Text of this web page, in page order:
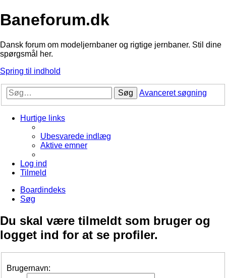
Baneforum.dk
Dansk forum om modeljernbaner og rigtige jernbaner. Stil dine
spørgsmål her.
Spring til indhold
Søg Avanceret søgning
Hurtige links
Ubesvarede indlæg
Aktive emner
Log ind
Tilmeld
Boardindeks
Søg
Du skal være tilmeldt som bruger og
logget ind for at se profiler.
Brugernavn: